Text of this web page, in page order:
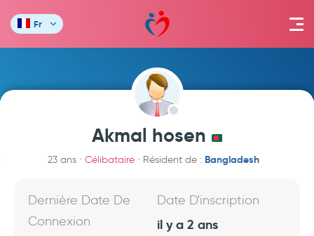
Fr
Akmal hosen
23 ans Célibataire Résident de : Bangladesh
Dernière Date De
Connexion
Date D'inscription
il y a 2 ans